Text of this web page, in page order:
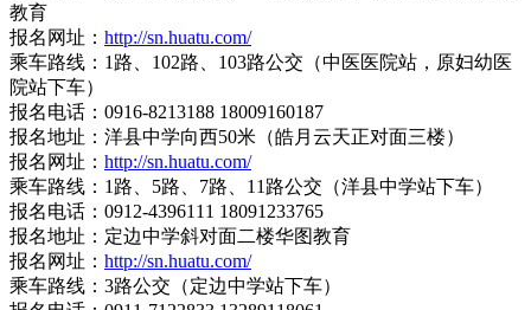
教育
报名网址： http://sn.huatu.com/
乘车路线：1路、102路、103路公交（中医医院站，原妇幼医
院站下车）
报名电话：0916-8213188 18009160187
报名地址：洋县中学向西50米（皓月云天正对面三楼）
报名网址： http://sn.huatu.com/
乘车路线：1路、5路、7路、11路公交（洋县中学站下车）
报名电话：0912-4396111 18091233765
报名地址：定边中学斜对面二楼华图教育
报名网址： http://sn.huatu.com/
乘车路线：3路公交（定边中学站下车）